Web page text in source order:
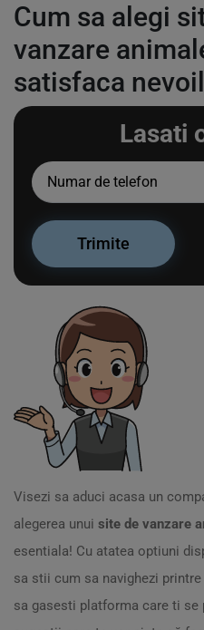
Cum sa alegi
vanzare
satisfaca
Lasati
Visezi sa aduci acasa un
alegerea unui site de vanzare
esentiala! Cu atatea optiuni
sa stii cum sa navighezi
sa gasesti platforma care ti se